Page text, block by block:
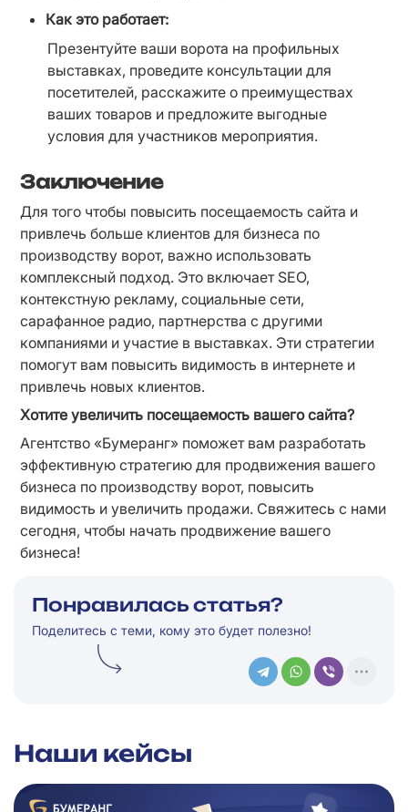
Как это работает:
Презентуйте ваши ворота на профильных
выставках, проведите консультации для
посетителей, расскажите о преимуществах
ваших товаров и предложите выгодные
условия для участников мероприятия.
Заключение
Для того чтобы повысить посещаемость сайта и
привлечь больше клиентов для бизнеса по
производству ворот, важно использовать
комплексный подход. Это включает SEO,
контекстную рекламу, социальные сети,
сарафанное радио, партнерства с другими
компаниями и участие в выставках. Эти стратегии
помогут вам повысить видимость в интернете и
привлечь новых клиентов.
Хотите увеличить посещаемость вашего сайта?
Агентство «Бумеранг» поможет вам разработать
эффективную стратегию для продвижения вашего
бизнеса по производству ворот, повысить
видимость и увеличить продажи. Свяжитесь с нами
сегодня, чтобы начать продвижение вашего
бизнеса!
Понравилась статья?
Поделитесь с теми, кому это будет полезно!
Наши кейсы